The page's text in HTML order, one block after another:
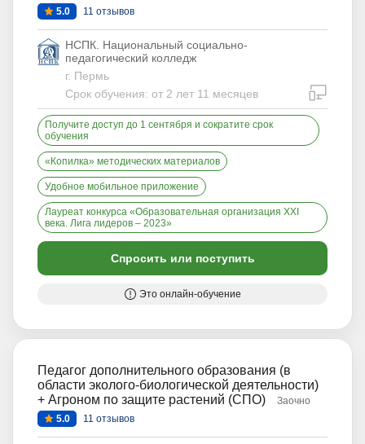
5.0
11 отзывов
НСПК. Национальный социально-
педагогический колледж
г. Пермь
Срок обучения: от 2 лет 11 месяцев
Получите доступ до 1 сентября и сократите срок
обучения
«Копилка» методических материалов
Удобное мобильное приложение
Лауреат конкурса «Образовательная организация XXI
века. Лига лидеров – 2023»
Спросить или поступить
Это онлайн-обучение
Педагог дополнительного образования (в
области эколого-биологической деятельности)
+ Агроном по защите растений (СПО)
Заочно
5.0
11 отзывов